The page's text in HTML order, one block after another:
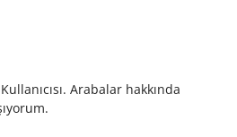
Arabalar hakkında